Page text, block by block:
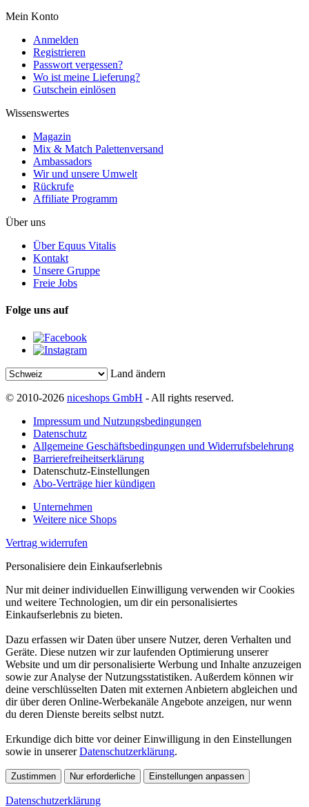
Mein Konto
Anmelden
Registrieren
Passwort vergessen?
Wo ist meine Lieferung?
Gutschein einlösen
Wissenswertes
Magazin
Mix & Match Palettenversand
Ambassadors
Wir und unsere Umwelt
Rückrufe
Affiliate Programm
Über uns
Über Equus Vitalis
Kontakt
Unsere Gruppe
Freie Jobs
Folge uns auf
Land ändern
© 2010-2026 niceshops GmbH - All rights reserved.
Impressum und Nutzungsbedingungen
Datenschutz
Allgemeine Geschäftsbedingungen und Widerrufsbelehrung
Barrierefreiheitserklärung
Datenschutz-Einstellungen
Abo-Verträge hier kündigen
Unternehmen
Weitere nice Shops
Vertrag widerrufen
Personalisiere dein Einkaufserlebnis
Nur mit deiner individuellen Einwilligung verwenden wir Cookies
und weitere Technologien, um dir ein personalisiertes
Einkaufserlebnis zu bieten.
Dazu erfassen wir Daten über unsere Nutzer, deren Verhalten und
Geräte. Diese nutzen wir zur laufenden Optimierung unserer
Website und um dir personalisierte Werbung und Inhalte anzuzeigen
sowie zur Analyse der Nutzungsstatistiken. Außerdem können wir
deine verschlüsselten Daten mit externen Anbietern abgleichen und
dir über deren Online-Werbekanäle Angebote anzeigen, nur wenn
du deren Dienste bereits selbst nutzt.
Erkundige dich bitte vor deiner Einwilligung in den Einstellungen
sowie in unsererDatenschutzerklärung.
Zustimmen Nur erforderliche Einstellungen anpassen
Datenschutzerklärung